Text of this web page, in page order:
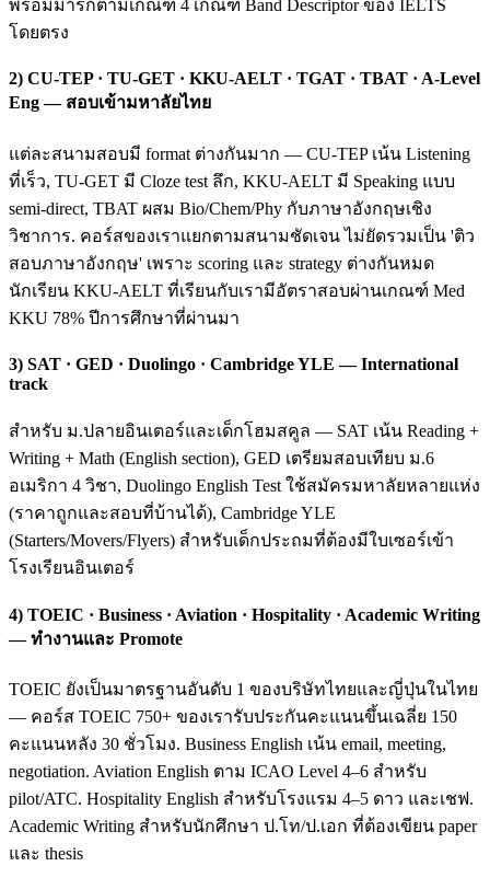
พร้อมมาร์กตามเกณฑ์ 4 เกณฑ์ Band Descriptor ของ IELTS
โดยตรง
2) CU-TEP · TU-GET · KKU-AELT · TGAT · TBAT · A-Level
Eng — สอบเข้ามหาลัยไทย
แต่ละสนามสอบมี format ต่างกันมาก — CU-TEP เน้น Listening
ที่เร็ว, TU-GET มี Cloze test ลึก, KKU-AELT มี Speaking แบบ
semi-direct, TBAT ผสม Bio/Chem/Phy กับภาษาอังกฤษเชิง
วิชาการ. คอร์สของเราแยกตามสนามชัดเจน ไม่ยัดรวมเป็น 'ติว
สอบภาษาอังกฤษ' เพราะ scoring และ strategy ต่างกันหมด
นักเรียน KKU-AELT ที่เรียนกับเรามีอัตราสอบผ่านเกณฑ์ Med
KKU 78% ปีการศึกษาที่ผ่านมา
3) SAT · GED · Duolingo · Cambridge YLE — International
track
สำหรับ ม.ปลายอินเตอร์และเด็กโฮมสคูล — SAT เน้น Reading +
Writing + Math (English section), GED เตรียมสอบเทียบ ม.6
อเมริกา 4 วิชา, Duolingo English Test ใช้สมัครมหาลัยหลายแห่ง
(ราคาถูกและสอบที่บ้านได้), Cambridge YLE
(Starters/Movers/Flyers) สำหรับเด็กประถมที่ต้องมีใบเซอร์เข้า
โรงเรียนอินเตอร์
4) TOEIC · Business · Aviation · Hospitality · Academic Writing
— ทำงานและ Promote
TOEIC ยังเป็นมาตรฐานอันดับ 1 ของบริษัทไทยและญี่ปุ่นในไทย
— คอร์ส TOEIC 750+ ของเรารับประกันคะแนนขึ้นเฉลี่ย 150
คะแนนหลัง 30 ชั่วโมง. Business English เน้น email, meeting,
negotiation. Aviation English ตาม ICAO Level 4–6 สำหรับ
pilot/ATC. Hospitality English สำหรับโรงแรม 4–5 ดาว และเชฟ.
Academic Writing สำหรับนักศึกษา ป.โท/ป.เอก ที่ต้องเขียน paper
และ thesis